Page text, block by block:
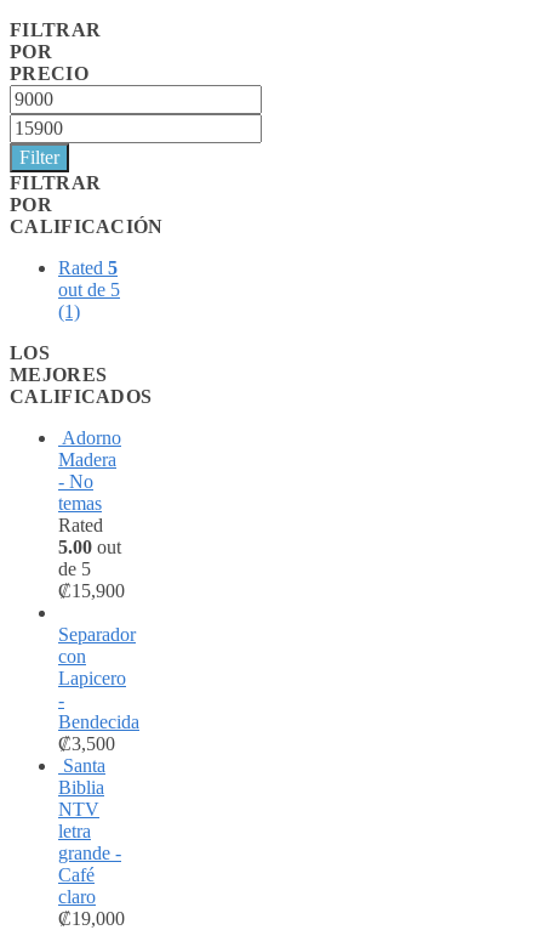
FILTRAR
POR
PRECIO
Min
price
Max
price
Filter
FILTRAR
POR
CALIFICACIÓN
Rated 5
out de 5
(1)
LOS
MEJORES
CALIFICADOS
Adorno
Madera
- No
temas
Rated
5.00 out
de 5
₡15,900
Separador
con
Lapicero
-
Bendecida
₡3,500
Santa
Biblia
NTV
letra
grande -
Café
claro
₡19,000